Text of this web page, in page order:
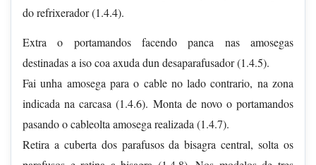
do refrixerador (1.4.4).
Extra o portamandos facendo panca nas amosegas
destinadas a iso coa axuda dun desaparafusador (1.4.5).
Fai unha amosega para o cable no lado contrario, na zona
indicada na carcasa (1.4.6). Monta de novo o portamandos
pasando o cableolta amosega realizada (1.4.7).
Retira a cuberta dos parafusos da bisagra central, solta os